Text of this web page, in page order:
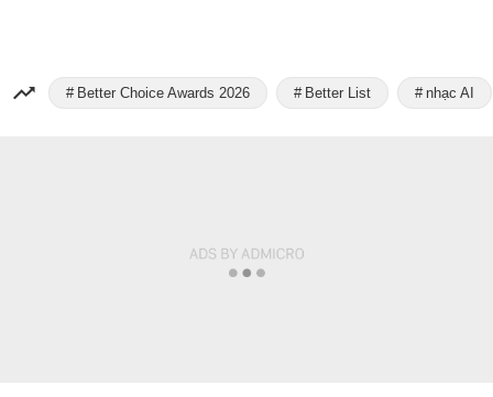
Better Choice Awards 2026 Better List nhạc AI